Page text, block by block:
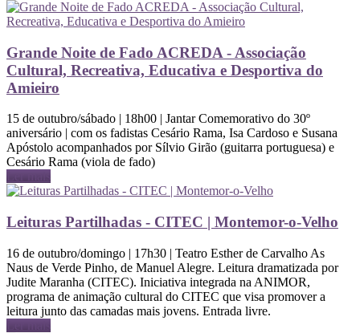
Grande Noite de Fado ACREDA - Associação
Cultural, Recreativa, Educativa e Desportiva do
Amieiro
15 de outubro/sábado | 18h00 | Jantar Comemorativo do 30º
aniversário | com os fadistas Cesário Rama, Isa Cardoso e Susana
Apóstolo acompanhados por Sílvio Girão (guitarra portuguesa) e
Cesário Rama (viola de fado)
Ler mais
Leituras Partilhadas - CITEC | Montemor-o-Velho
16 de outubro/domingo | 17h30 | Teatro Esther de Carvalho As
Naus de Verde Pinho, de Manuel Alegre. Leitura dramatizada por
Judite Maranha (CITEC). Iniciativa integrada na ANIMOR,
programa de animação cultural do CITEC que visa promover a
leitura junto das camadas mais jovens. Entrada livre.
Ler mais